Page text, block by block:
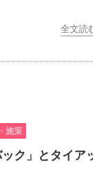
全文読
施策
ク」とタイア